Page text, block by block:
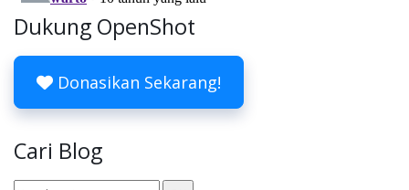
Dukung OpenShot
Donasikan Sekarang!
Cari Blog